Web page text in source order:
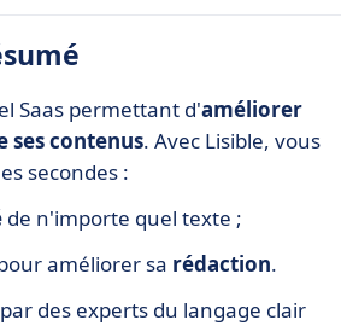
Saas permettant d'améliorer
ses contenus. Avec Lisible, vous
secondes :
de n'importe quel texte ;
améliorer sa rédaction.
des experts du langage clair